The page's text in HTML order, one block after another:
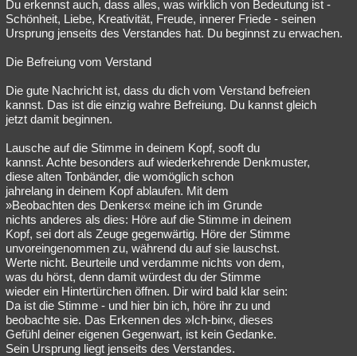
Du erkennst auch, dass alles, was wirklich von Bedeutung ist -
Schönheit, Liebe, Kreativität, Freude, innerer Friede - seinen
Ursprung jenseits des Verstandes hat. Du beginnst zu erwachen.
Die Befreiung vom Verstand
Die gute Nachricht ist, dass du dich vom Verstand befreien
kannst. Das ist die einzig wahre Befreiung. Du kannst gleich
jetzt damit beginnen.
Lausche auf die Stimme in deinem Kopf, sooft du
kannst. Achte besonders auf wiederkehrende Denkmuster,
diese alten Tonbänder, die womöglich schon
jahrelang in deinem Kopf ablaufen. Mit dem
»Beobachten des Denkers« meine ich im Grunde
nichts anderes als dies: Höre auf die Stimme in deinem
Kopf, sei dort als Zeuge gegenwärtig. Höre der Stimme
unvoreingenommen zu, während du auf sie lauschst.
Werte nicht. Beurteile und verdamme nichts von dem,
was du hörst, denn damit würdest du der Stimme
wieder ein Hintertürchen öffnen. Dir wird bald klar sein:
Da ist die Stimme - und hier bin ich, höre ihr zu und
beobachte sie. Das Erkennen des »Ich-bin«, dieses
Gefühl deiner eigenen Gegenwart, ist kein Gedanke.
Sein Ursprung liegt jenseits des Verstandes.